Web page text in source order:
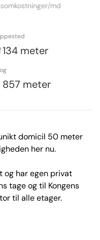
md
134 meter
857 meter
domicil 50 meter
her nu.
og har egen privat
tage og til Kongens
til alle etager.
4. sal, hvor der er 119